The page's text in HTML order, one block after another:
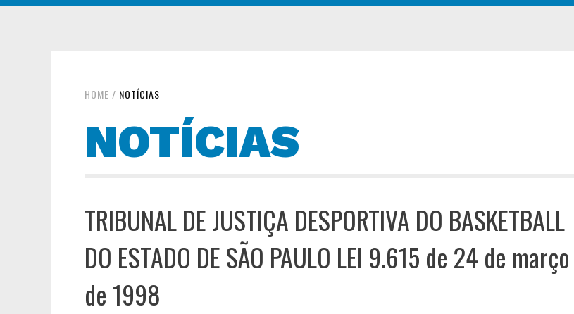
HOME / NOTÍCIAS
NOTÍCIAS
TRIBUNAL DE JUSTIÇA DESPORTIVA DO BASKETBALL
DO ESTADO DE SÃO PAULO LEI 9.615 de 24 de março
de 1998